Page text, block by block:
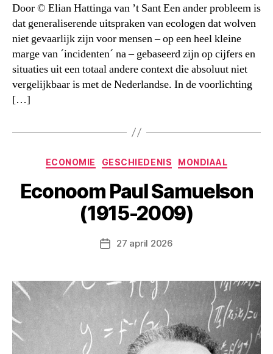
Door © Elian Hattinga van ’t Sant Een ander probleem is
dat generaliserende uitspraken van ecologen dat wolven
niet gevaarlijk zijn voor mensen – op een heel kleine
marge van ´incidenten´ na – gebaseerd zijn op cijfers en
situaties uit een totaal andere context die absoluut niet
vergelijkbaar is met de Nederlandse. In de voorlichting
[…]
Categorieën
ECONOMIE GESCHIEDENIS MONDIAAL
Econoom Paul Samuelson
(1915-2009)
Berichtdatum
27 april 2026